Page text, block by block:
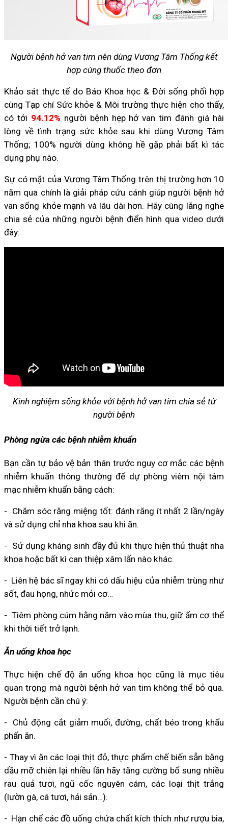
Người bệnh hở van tim nên dùng Vương Tâm Thống kết
hợp cùng thuốc theo đơn
Khảo sát thực tế do Báo Khoa học & Đời sống phối hợp
cùng Tạp chí Sức khỏe & Môi trường thực hiện cho thấy,
có tới 94.12% người bệnh hẹp hở van tim đánh giá hài
lòng về tình trạng sức khỏe sau khi dùng Vương Tâm
Thống; 100% người dùng không hề gặp phải bất kì tác
dụng phụ nào.
Sự có mặt của Vương Tâm Thống trên thị trường hơn 10
năm qua chính là giải pháp cứu cánh giúp người bệnh hở
van sống khỏe mạnh và lâu dài hơn. Hãy cùng lắng nghe
chia sẻ của những người bệnh điển hình qua video dưới
đây:
Kinh nghiệm sống khỏe với bệnh hở van tim chia sẻ từ
người bệnh
Phòng ngừa các bệnh nhiễm khuẩn
Bạn cần tự bảo vệ bản thân trước nguy cơ mắc các bệnh
nhiễm khuẩn thông thường để dự phòng viêm nội tâm
mạc nhiễm khuẩn bằng cách:
- Chăm sóc răng miệng tốt: đánh răng ít nhất 2 lần/ngày
và sử dụng chỉ nha khoa sau khi ăn.
- Sử dụng kháng sinh đầy đủ khi thực hiện thủ thuật nha
khoa hoặc bất kì can thiệp xâm lấn nào khác.
- Liên hệ bác sĩ ngay khi có dấu hiệu của nhiễm trùng như
sốt, đau họng, nhức mỏi cơ…
- Tiêm phòng cúm hằng năm vào mùa thu, giữ ấm cơ thể
khi thời tiết trở lạnh.
Ăn uống khoa học
Thực hiện chế độ ăn uống khoa học cũng là mục tiêu
quan trọng mà người bệnh hở van tim không thể bỏ qua.
Người bệnh cần chú ý:
- Chủ động cắt giảm muối, đường, chất béo trong khẩu
phẩn ăn.
- Thay vì ăn các loại thịt đỏ, thực phẩm chế biến sẵn bằng
dầu mỡ chiên lại nhiều lần hãy tăng cường bổ sung nhiều
rau quả tươi, ngũ cốc nguyên cám, các loại thịt trắng
(lườn gà, cá tươi, hải sản…).
- Hạn chế các đồ uống chứa chất kích thích như rượu bia,